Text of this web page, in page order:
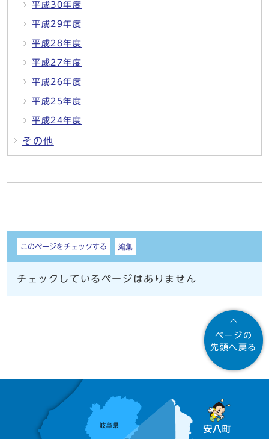
平成30年度
平成29年度
平成28年度
平成27年度
平成26年度
平成25年度
平成24年度
その他
しおり
このページをチェックする 編集
チェックしているページはありません
ページの
先頭へ戻る